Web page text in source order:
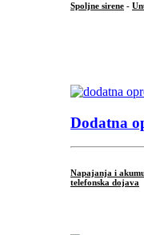
Spoljne sirene -
Dodatna
Napajanja i
telefonska dojava